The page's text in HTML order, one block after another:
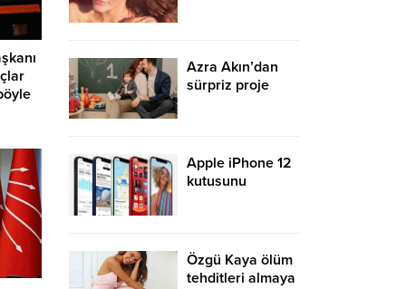
Azra Akın’dan
sürpriz proje
Apple iPhone 12
kutusunu
Özgü Kaya ölüm
tehditleri almaya